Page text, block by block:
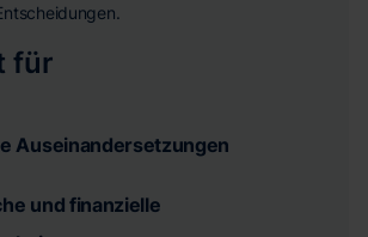
für
Auseinandersetzungen
und finanzielle